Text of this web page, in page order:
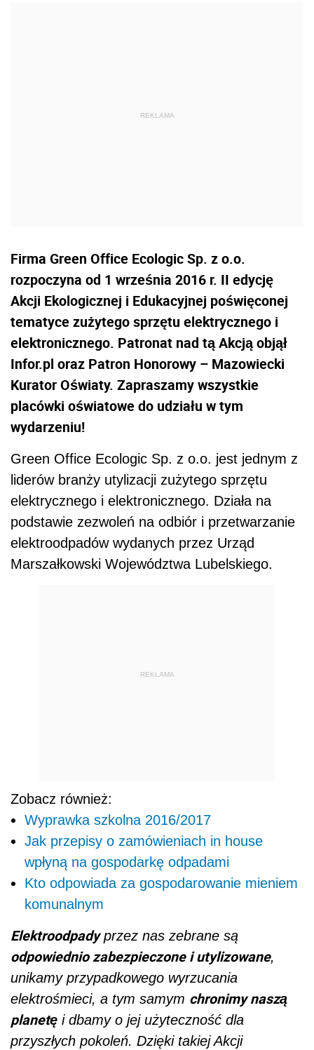
Firma Green Office Ecologic Sp. z o.o.
rozpoczyna od 1 września 2016 r. II edycję
Akcji Ekologicznej i Edukacyjnej poświęconej
tematyce zużytego sprzętu elektrycznego i
elektronicznego. Patronat nad tą Akcją objął
Infor.pl oraz Patron Honorowy – Mazowiecki
Kurator Oświaty. Zapraszamy wszystkie
placówki oświatowe do udziału w tym
wydarzeniu!
Green Office Ecologic Sp. z o.o. jest jednym z
liderów branży utylizacji zużytego sprzętu
elektrycznego i elektronicznego. Działa na
podstawie zezwoleń na odbiór i przetwarzanie
elektroodpadów wydanych przez Urząd
Marszałkowski Województwa Lubelskiego.
REKLAMA
Zobacz również:
Wyprawka szkolna 2016/2017
Jak przepisy o zamówieniach in house
wpłyną na gospodarkę odpadami
Kto odpowiada za gospodarowanie mieniem
komunalnym
Elektroodpady przez nas zebrane są
odpowiednio zabezpieczone i utylizowane,
unikamy przypadkowego wyrzucania
elektrośmieci, a tym samym chronimy naszą
planetę i dbamy o jej użyteczność dla
przyszłych pokoleń. Dzięki takiej Akcji